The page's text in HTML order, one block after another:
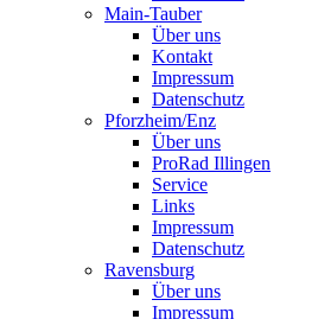
Main-Tauber
Über uns
Kontakt
Impressum
Datenschutz
Pforzheim/Enz
Über uns
ProRad Illingen
Service
Links
Impressum
Datenschutz
Ravensburg
Über uns
Impressum